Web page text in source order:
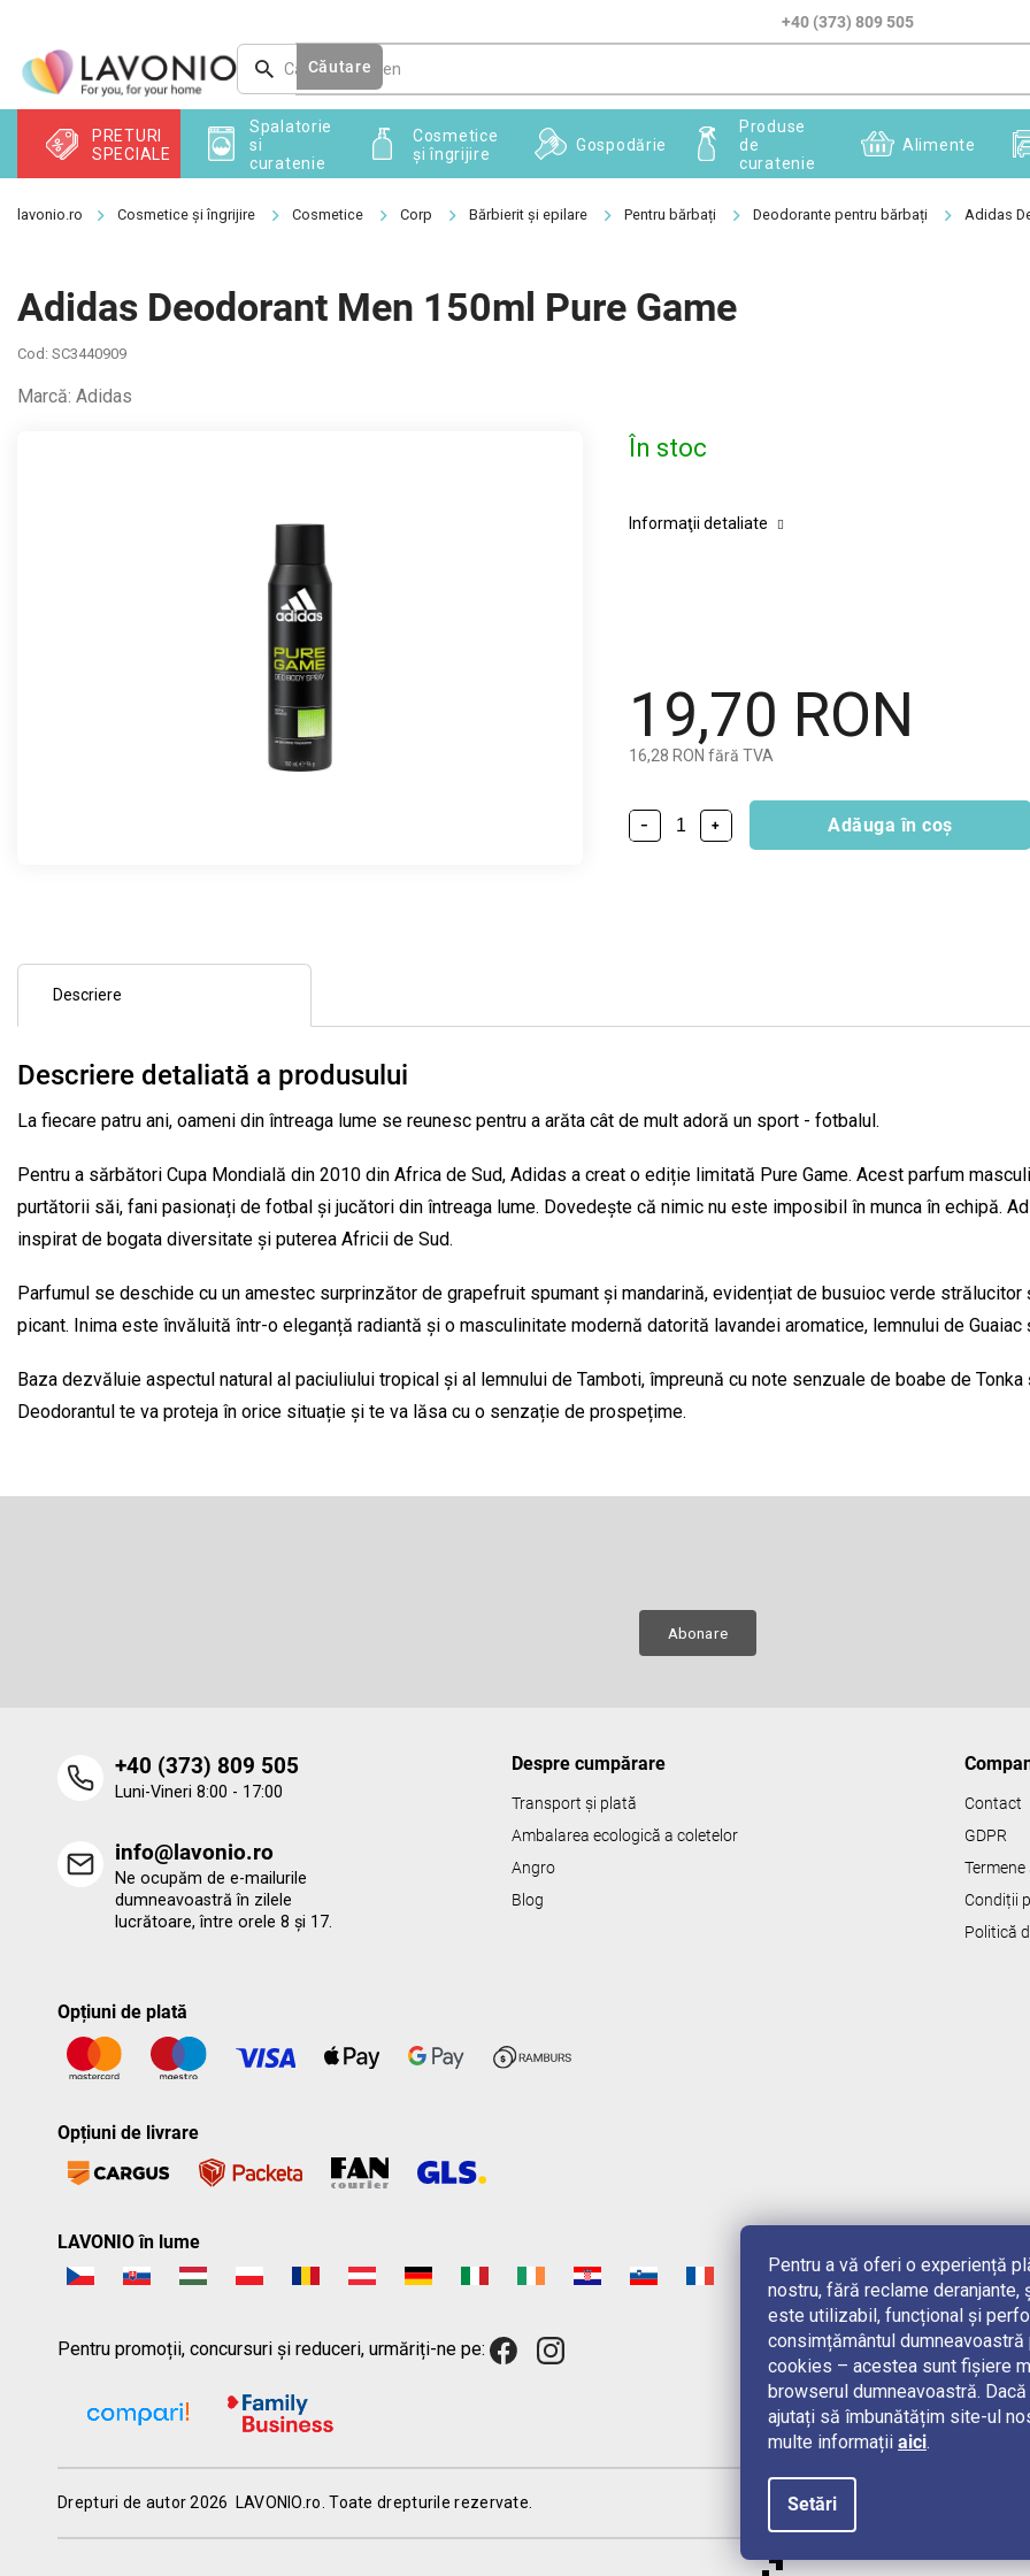
Pentru a vă oferi o experiență
nostru, fără reclame
este utilizabil, funcțional și
consimțământul
cookies – acestea sunt fișiere
browserul dumneavoastră.
ajutați să îmbunătățim site-ul
multe informații aici.
Setări
conținut
+40 (373) 809 505
Căutare
PRETURI
SPECIALE
Spalatorie
si
curatenie
Cosmetice
și îngrijire
Gospodărie
Produse
de
curatenie
Alimente
Cosmetice și îngrijire Cosmetice Corp Bărbierit și epilare Pentru bărbați Deodorante pentru bărbați Adidas
Adidas Deodorant Men 150ml Pure Game
Cod: SC3440909
Marcă: Adidas
19,70 RON
16,28 RON fără TVA
În stoc
+
− Adăuga în coş
Informaţii detaliate
Descriere
Descriere detaliată a produsului
La fiecare patru ani, oameni din întreaga lume se reunesc pentru a arăta cât de mult adoră un sport - fotbalul.
Pentru a sărbători Cupa Mondială din 2010 din Africa de Sud, Adidas a creat o ediție limitată Pure Game. Acest parfum
purtătorii săi, fani pasionați de fotbal și jucători din întreaga lume. Dovedește că nimic nu este imposibil în munca în echipă.
inspirat de bogata diversitate și puterea Africii de Sud.
Parfumul se deschide cu un amestec surprinzător de grapefruit spumant și mandarină, evidențiat de busuioc verde strălucitor
picant. Inima este învăluită într-o eleganță radiantă și o masculinitate modernă datorită lavandei aromatice, lemnului de Guaiac
Baza dezvăluie aspectul natural al paciuliului tropical și al lemnului de Tamboti, împreună cu note senzuale de boabe de Tonka
Deodorantul te va proteja în orice situație și te va lăsa cu o senzație de prospețime.
Abonare
‭+40 (373) 809 505‬
Luni-Vineri 8:00 - 17:00
info@lavonio.ro
Ne ocupăm de e-mailurile
dumneavoastră în zilele
lucrătoare, între orele 8 și 17.
Despre cumpărare
Transport și plată
Ambalarea ecologică a coletelor
Angro
Blog
Contact
GDPR
Condiții
Politică
Opțiuni de plată
Opțiuni de livrare
LAVONIO în lume
Pentru promoții, concursuri și reduceri, urmăriți-ne pe:
Drepturi de autor 2026 LAVONIO.ro . Toate drepturile rezervate.